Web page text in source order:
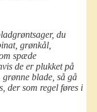
du
grønkål,
spæde
de er plukket på
grønne blade, så gå
der som regel føres i